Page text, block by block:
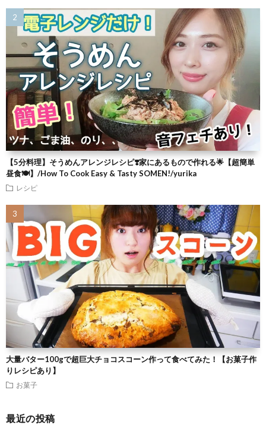
【5分料理】そうめんアレンジレシピ❣️家にあるもので作れる🌟【超簡単
昼食🍽】/How To Cook Easy & Tasty SOMEN!/yurika
レシピ
大量バター100gで超巨大チョコスコーン作って食べてみた！【お菓子作
りレシピあり】
お菓子
最近の投稿